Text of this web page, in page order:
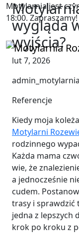
Motylarnia jest
18:00. Zapraszamy!
wygląda
wyjścia?
lut 7, 2026
admin_motylarnia
Referencje
Kiedy moja
Motylarni
rodzinnego
Każda mama
wie, że
a jednocześnie
cudem.
trasy i sprawdzić
jedna z lepszych
krok po kroku z